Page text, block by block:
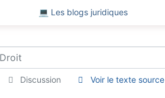
💻 Les blogs juridiques
Discussion Voir le texte source